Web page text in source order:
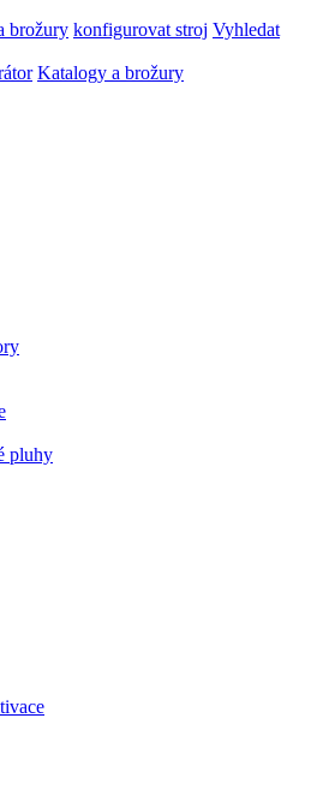
brožury konfigurovat stroj Vyhledat
Katalogy a brožury
pluhy